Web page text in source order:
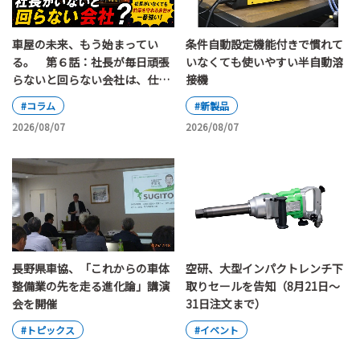
車屋の未来、もう始まってい
る。 第６話：社長が毎日頑張
らないと回らない会社は、仕組
み化されていると言えるのか
#コラム
2026/08/07
条件自動設定機能付きで慣れて
いなくても使いやすい半自動溶
接機
#新製品
2026/08/07
長野県車協、「これからの車体
整備業の先を走る進化論」講演
会を開催
#トピックス
空研、大型インパクトレンチ下
取りセールを告知（8月21日～
31日注文まで）
#イベント